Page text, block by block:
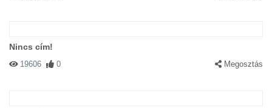
Nincs cím!
19606 0 Megosztás